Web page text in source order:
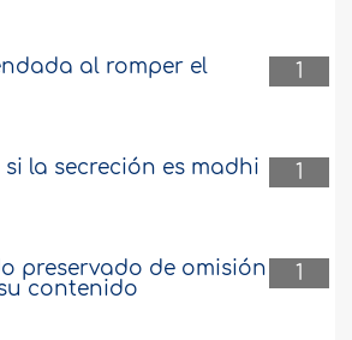
1
al romper el
1
la secreción es madhi
1
preservado de omisión
contenido